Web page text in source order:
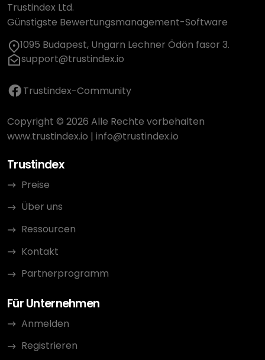
Trustindex Ltd.
Günstigste Bewertungsmanagement-Software
1095 Budapest, Ungarn Lechner Ödön fasor 3.
support@trustindex.io
Trustindex-Community
Copyright © 2026 Alle Rechte vorbehalten
www.trustindex.io | info@trustindex.io
Trustindex
Preise
Über uns
Ressourcen
Kontakt
Partnerprogramm
Für Unternehmen
Anmelden
Registrieren